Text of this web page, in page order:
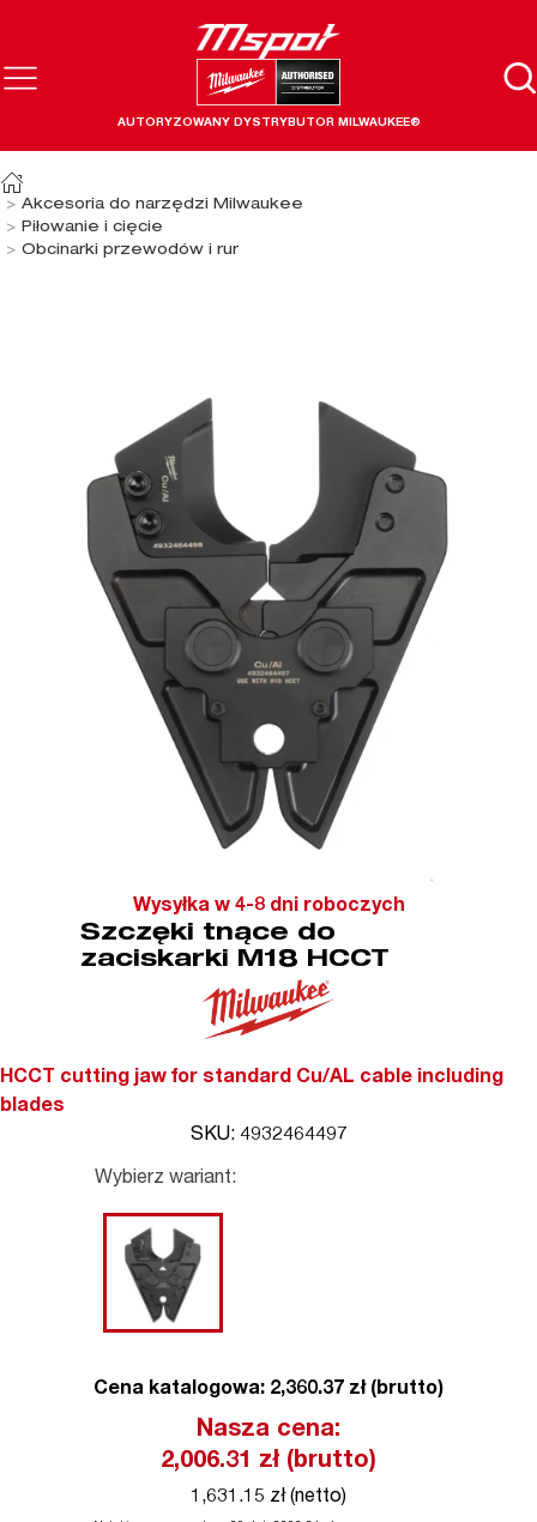
AUTORYZOWANY DYSTRYBUTOR MILWAUKEE®
Akcesoria do narzędzi Milwaukee
Piłowanie i cięcie
Obcinarki przewodów i rur
Wysyłka w 4-8 dni roboczych
Szczęki tnące do
zaciskarki M18 HCCT
HCCT cutting jaw for standard Cu/AL cable including
blades
SKU: 4932464497
Wybierz wariant:
Cena katalogowa: 2,360.37 zł (brutto)
Nasza cena:
2,006.31 zł (brutto)
1,631.15 zł (netto)